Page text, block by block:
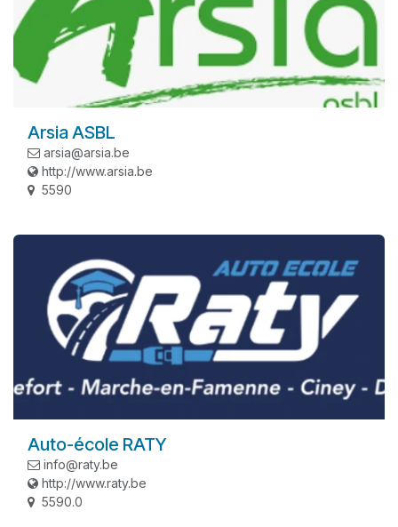
Arsia ASBL
arsia@arsia.be
http://www.arsia.be
5590
Auto-école RATY
info@raty.be
http://www.raty.be
5590.0